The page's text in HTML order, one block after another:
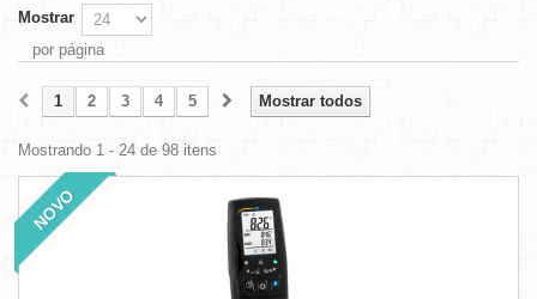
Mostrar
por página
Mostrar todos
1 2 3 4 5
Mostrando 1 - 24 de 98 itens
NOVO